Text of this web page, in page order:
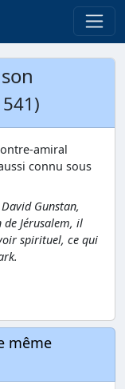
amiral
connu sous
Gunstan,
de Jérusalem, il
spirituel, ce qui
même